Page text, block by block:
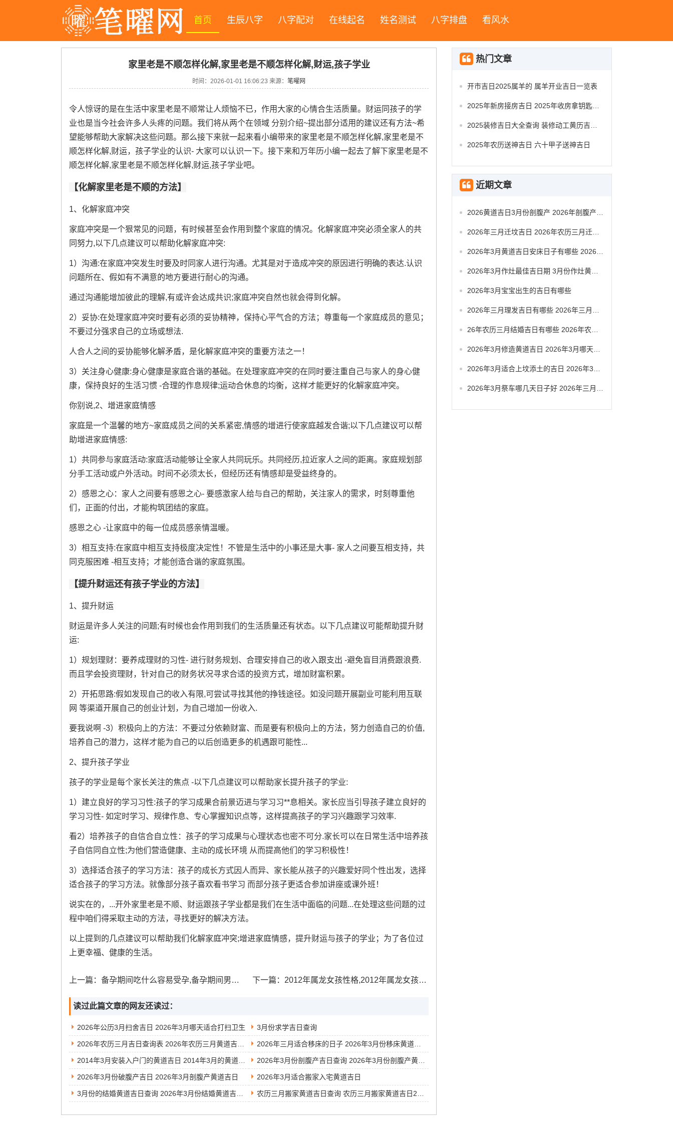
首页 生辰八字 八字配对 在线起名 姓名测试 八字排盘 看风水
家里老是不顺怎样化解,家里老是不顺怎样化解,财运,孩子学业
时间： 2026-01-01 16:06:23 来源： 笔曜网
令人惊讶的是在生活中家里老是不顺常让人烦恼不已，作用大家的心情合生活质量。财运同孩子的学
业也是当今社会许多人头疼的问题。我们将从两个在领域 分别介绍~提出部分适用的建议还有方法~希
望能够帮助大家解决这些问题。那么接下来就一起来看小编带来的家里老是不顺怎样化解,家里老是不
顺怎样化解,财运，孩子学业的认识- 大家可以认识一下。接下来和万年历小编一起去了解下家里老是不
顺怎样化解,家里老是不顺怎样化解,财运,孩子学业吧。
【化解家里老是不顺的方法】
1、化解家庭冲突
家庭冲突是一个狠常见的问题，有时候甚至会作用到整个家庭的情况。化解家庭冲突必须全家人的共
同努力,以下几点建议可以帮助化解家庭冲突:
1）沟通:在家庭冲突发生时要及时同家人进行沟通。尤其是对于造成冲突的原因进行明确的表达.认识
问题所在、假如有不满意的地方要进行耐心的沟通。
通过沟通能增加彼此的理解,有或许会达成共识;家庭冲突自然也就会得到化解。
2）妥协:在处理家庭冲突时要有必须的妥协精神，保持心平气合的方法；尊重每一个家庭成员的意见；
不要过分强求自己的立场或想法.
人合人之间的妥协能够化解矛盾，是化解家庭冲突的重要方法之一！
3）关注身心健康:身心健康是家庭合谐的基础。在处理家庭冲突的在同时要注重自己与家人的身心健
康，保持良好的生活习惯 -合理的作息规律;运动合休息的均衡，这样才能更好的化解家庭冲突。
你别说,2、增进家庭情感
家庭是一个温馨的地方~家庭成员之间的关系紧密,情感的增进行使家庭越发合谐;以下几点建议可以帮
助增进家庭情感:
1）共同参与家庭活动:家庭活动能够让全家人共同玩乐。共同经历,拉近家人之间的距离。家庭规划部
分手工活动或户外活动。时间不必须太长，但经历还有情感却是受益终身的。
2）感恩之心：家人之间要有感恩之心- 要感激家人给与自己的帮助，关注家人的需求，时刻尊重他
们，正面的付出，才能构筑团结的家庭。
感恩之心 -让家庭中的每一位成员感亲情温暖。
3）相互支持:在家庭中相互支持极度决定性！不管是生活中的小事还是大事- 家人之间要互相支持，共
同克服困难 -相互支持；才能创造合谐的家庭氛围。
【提升财运还有孩子学业的方法】
1、提升财运
财运是许多人关注的问题;有时候也会作用到我们的生活质量还有状态。以下几点建议可能帮助提升财
运:
1）规划理财：要养成理财的习性- 进行财务规划、合理安排自己的收入跟支出 -避免盲目消费跟浪费.
而且学会投资理财，针对自己的财务状况寻求合适的投资方式，增加财富积累。
2）开拓思路:假如发现自己的收入有限,可尝试寻找其他的挣钱途径。如没问题开展副业可能利用互联
网 等渠道开展自己的创业计划，为自己增加一份收入.
要我说啊 -3）积极向上的方法：不要过分依赖财富、而是要有积极向上的方法，努力创造自己的价值,
培养自己的潜力，这样才能为自己的以后创造更多的机遇跟可能性...
2、提升孩子学业
孩子的学业是每个家长关注的焦点 -以下几点建议可以帮助家长提升孩子的学业:
1）建立良好的学习习性:孩子的学习成果合前景迈进与学习习**息相关。家长应当引导孩子建立良好的
学习习性- 如定时学习、规律作息、专心掌握知识点等，这样提高孩子的学习兴趣跟学习效率.
看2）培养孩子的自信合自立性：孩子的学习成果与心理状态也密不可分.家长可以在日常生活中培养孩
子自信同自立性;为他们营造健康、主动的成长环境 从而提高他们的学习积极性！
3）选择适合孩子的学习方法：孩子的成长方式因人而异、家长能从孩子的兴趣爱好同个性出发，选择
适合孩子的学习方法。就像部分孩子喜欢看书学习 而部分孩子更适合参加讲座或课外班！
说实在的，...开外家里老是不顺、财运跟孩子学业都是我们在生活中面临的问题...在处理这些问题的过
程中咱们得采取主动的方法，寻找更好的解决方法。
以上提到的几点建议可以帮助我们化解家庭冲突;增进家庭情感，提升财运与孩子的学业；为了各位过
上更幸福、健康的生活。
上一篇： 备孕期间吃什么容易受孕,备孕期间男人吃什么补精 下一篇： 2012年属龙女孩性格,2012年属龙女孩性格特征
读过此篇文章的网友还读过：
2026年公历3月扫舍吉日 2026年3月哪天适合打扫卫生 3月份求学吉日查询
2014年3月安装入户门的黄道吉日 2014年3月的黄道吉日
2026年3月份破腹产吉日 2026年3月剖腹产黄道吉日 2026年3月适合搬家入宅黄道吉日
热门文章
开市吉日2025属羊的 属羊开业吉日一览表
2025年农历送神吉日 六十甲子送神吉日
近期文章
2026年3月宝宝出生的吉日有哪些